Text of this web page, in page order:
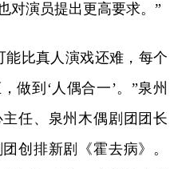
对演员提出更高要求。”
比真人演戏还难，每个
做到‘人偶合一’。”泉州
任、泉州木偶剧团团长
创排新剧《霍去病》。